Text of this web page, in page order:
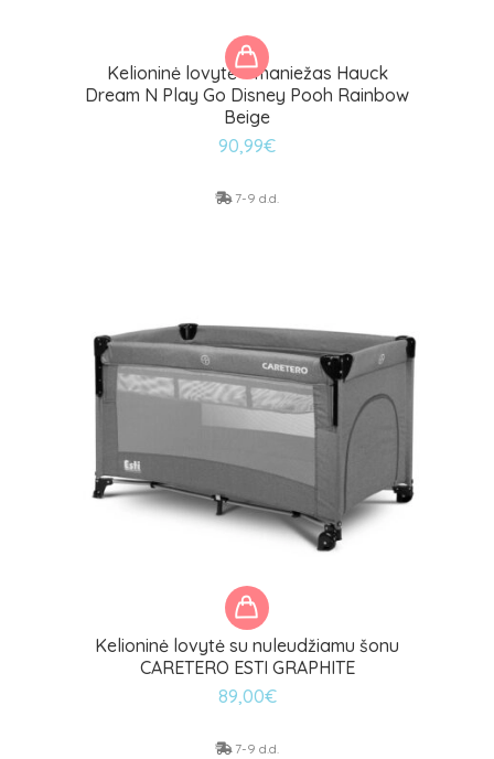
Kelioninė lovytė – maniežas Hauck
Dream N Play Go Disney Pooh Rainbow
Beige
90,99€
7-9 d.d.
Kelioninė lovytė su nuleudžiamu šonu
CARETERO ESTI GRAPHITE
89,00€
7-9 d.d.